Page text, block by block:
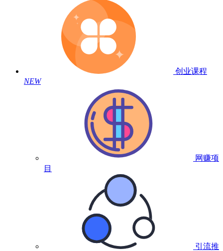
创业课程
NEW
网赚项
目
引流推